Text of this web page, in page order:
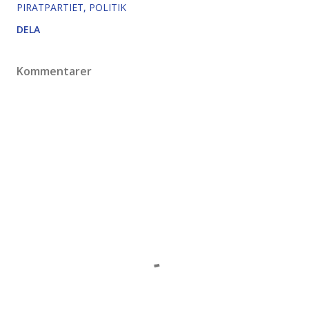
PIRATPARTIET POLITIK
DELA
Kommentarer